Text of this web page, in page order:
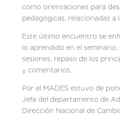
como orientaciones para
pedagógicas, relacionadas a
Este último encuentro se
lo aprendido en el
sesiones, repaso de los
y comentarios.
Por el MADES estuvo de
Jefa del departamento de
Dirección Nacional de